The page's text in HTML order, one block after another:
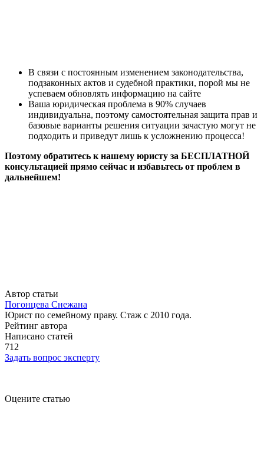
В связи с постоянным изменением законодательства,
подзаконных актов и судебной практики, порой мы не
успеваем обновлять информацию на сайте
Ваша юридическая проблема в 90% случаев
индивидуальна, поэтому самостоятельная защита прав и
базовые варианты решения ситуации зачастую могут не
подходить и приведут лишь к усложнению процесса!
Поэтому обратитесь к нашему юристу за БЕСПЛАТНОЙ
консультацией прямо сейчас и избавьтесь от проблем в
дальнейшем!
Автор статьи
Погонцева Снежана
Юрист по семейному праву. Стаж с 2010 года.
Рейтинг автора
Написано статей
712
Задать вопрос эксперту
Оцените статью